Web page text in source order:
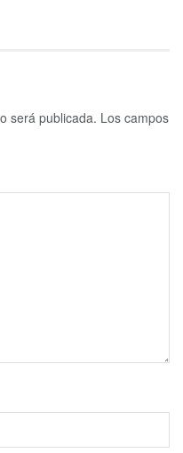
será publicada. Los campos